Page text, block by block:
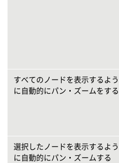
すべてのノードを表示するよう
に自動的にパン・ズームをする
選択したノードを表示するよう
に自動的にパン・ズームする